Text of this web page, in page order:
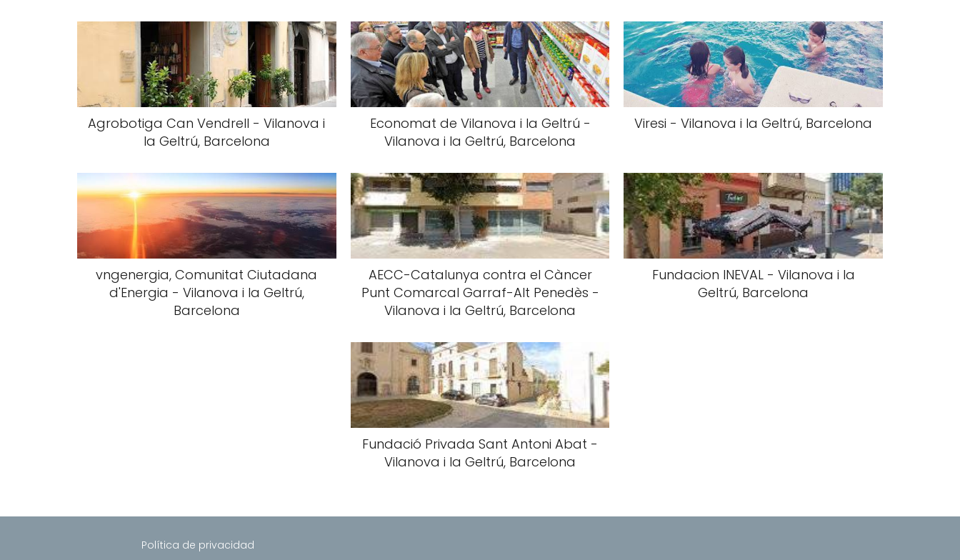
Agrobotiga Can Vendrell - Vilanova i
la Geltrú, Barcelona
Economat de Vilanova i la Geltrú -
Vilanova i la Geltrú, Barcelona
Viresi - Vilanova i la Geltrú, Barcelona
vngenergia, Comunitat Ciutadana
d'Energia - Vilanova i la Geltrú,
Barcelona
AECC-Catalunya contra el Càncer
Punt Comarcal Garraf-Alt Penedès -
Vilanova i la Geltrú, Barcelona
Fundacion INEVAL - Vilanova i la
Geltrú, Barcelona
Fundació Privada Sant Antoni Abat -
Vilanova i la Geltrú, Barcelona
Política de privacidad